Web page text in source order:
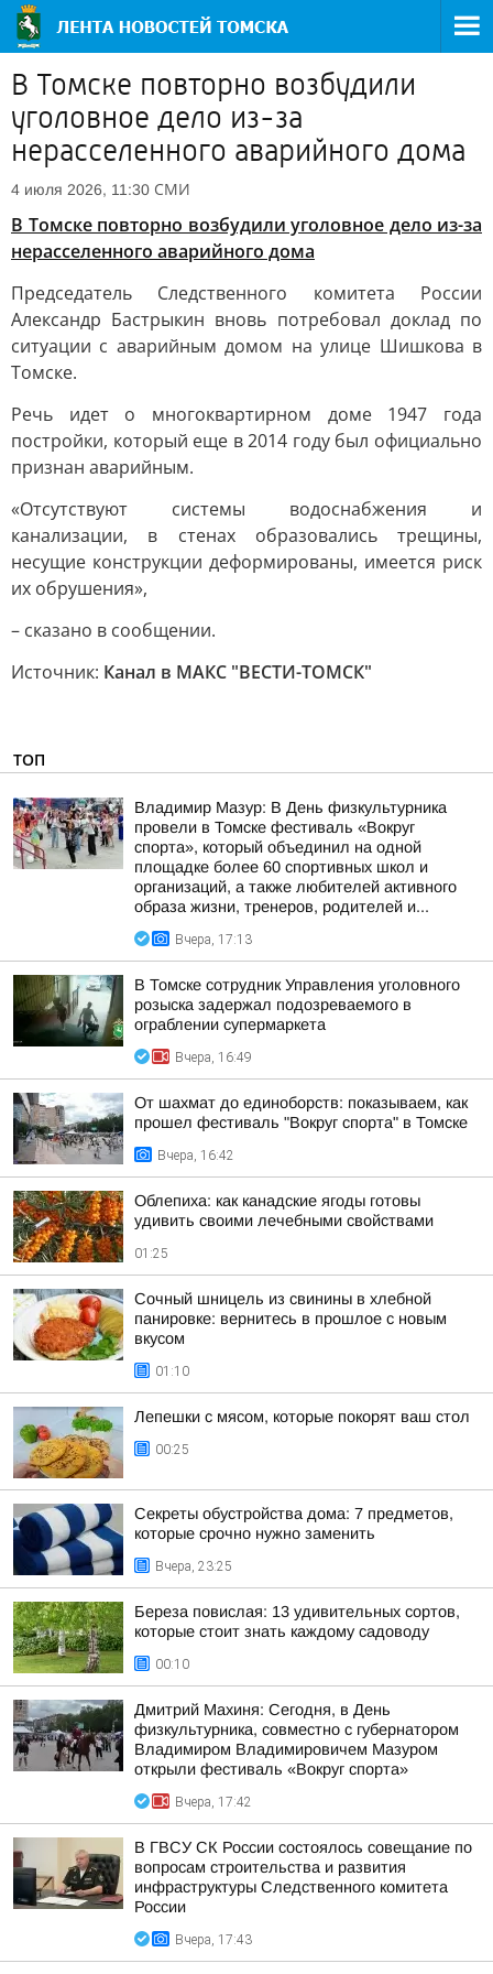
В Томске повторно возбудили
уголовное дело из-за
нерасселенного аварийного дома
4 июля 2026, 11:30 СМИ
В Томске повторно возбудили уголовное дело из-за
нерасселенного аварийного дома
Председатель Следственного комитета России
Александр Бастрыкин вновь потребовал доклад по
ситуации с аварийным домом на улице Шишкова в
Томске.
Речь идет о многоквартирном доме 1947 года
постройки, который еще в 2014 году был официально
признан аварийным.
«Отсутствуют системы водоснабжения и
канализации, в стенах образовались трещины,
несущие конструкции деформированы, имеется риск
их обрушения»,
– сказано в сообщении.
Источник: Канал в МАКС "ВЕСТИ-ТОМСК"
ТОП
Владимир Мазур: В День физкультурника
провели в Томске фестиваль «Вокруг
спорта», который объединил на одной
площадке более 60 спортивных школ и
организаций, а также любителей активного
образа жизни, тренеров, родителей и...
Вчера, 17:13
В Томске сотрудник Управления уголовного
розыска задержал подозреваемого в
ограблении супермаркета
Вчера, 16:49
От шахмат до единоборств: показываем, как
прошел фестиваль "Вокруг спорта" в Томске
Вчера, 16:42
Облепиха: как канадские ягоды готовы
удивить своими лечебными свойствами
01:25
Сочный шницель из свинины в хлебной
панировке: вернитесь в прошлое с новым
вкусом
01:10
Лепешки с мясом, которые покорят ваш стол
00:25
Секреты обустройства дома: 7 предметов,
которые срочно нужно заменить
Вчера, 23:25
Береза повислая: 13 удивительных сортов,
которые стоит знать каждому садоводу
00:10
Дмитрий Махиня: Сегодня, в День
физкультурника, совместно с губернатором
Владимиром Владимировичем Мазуром
открыли фестиваль «Вокруг спорта»
Вчера, 17:42
В ГВСУ СК России состоялось совещание по
вопросам строительства и развития
инфраструктуры Следственного комитета
России
Вчера, 17:43